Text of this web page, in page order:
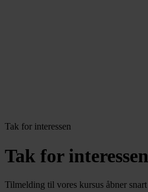
Tak for interessen
Tak for interessen
Tilmelding til vores kursus åbner snart